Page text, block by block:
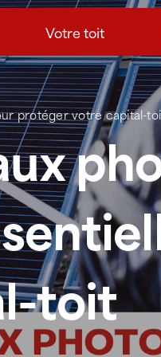
Votre toit
protéger votre capital-
toit